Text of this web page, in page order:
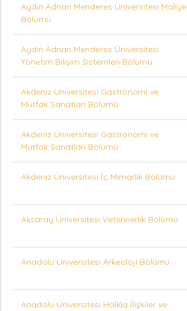
Aydın Adnan Menderes Üniversitesi Maliye
Bölümü
Aydın Adnan Menderes Üniversitesi
Yönetim Bilişim Sistemleri Bölümü
Akdeniz Üniversitesi Gastronomi ve
Mutfak Sanatları Bölümü
Akdeniz Üniversitesi Gastronomi ve
Mutfak Sanatları Bölümü
Akdeniz Üniversitesi İç Mimarlık Bölümü
Aksaray Üniversitesi Veterinerlik Bölümü
Anadolu Üniversitesi Arkeoloji Bölümü
Anadolu Üniversitesi Halkla İlişkiler ve